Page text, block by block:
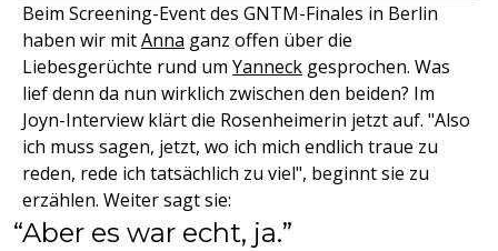
Beim Screening-Event des GNTM-Finales in Berlin
haben wir mitAnna ganz offen über die
Liebesgerüchte rund um Yanneck gesprochen. Was
lief denn da nun wirklich zwischen den beiden? Im
Joyn-Interview klärt die Rosenheimerin jetzt auf. "Also
ich muss sagen, jetzt, wo ich mich endlich traue zu
reden, rede ich tatsächlich zu viel", beginnt sie zu
erzählen. Weiter sagt sie:
Aber es war echt, ja.